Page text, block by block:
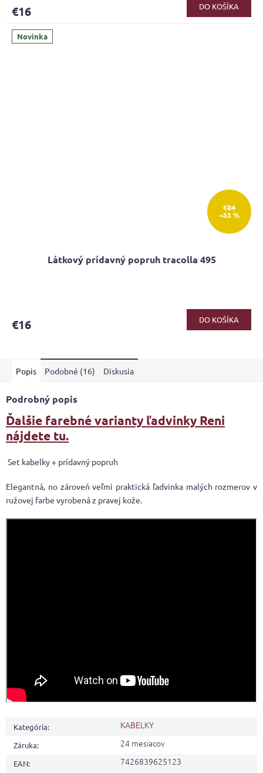
€16 DO KOŠÍKA
Novinka
€24
–33 %
Látkový prídavný popruh tracolla 495
€16 DO KOŠÍKA
Popis Podobné (16) Diskusia
Podrobný popis
Ďalšie farebné varianty ľadvinky Reni
nájdete tu.
Set kabelky + prídavný popruh
Elegantná, no zároveň veľmi praktická ľadvinka malých rozmerov v
ružovej farbe vyrobená z pravej kože.
Kategória: KABELKY
Záruka: 24 mesiacov
EAN: 7426839625123